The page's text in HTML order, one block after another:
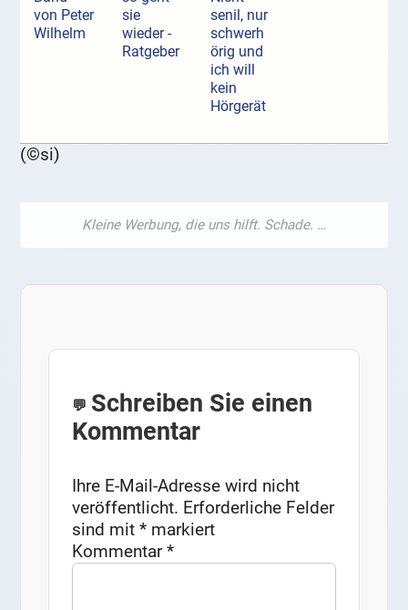
von Peter
Wilhelm
sie
wieder -
Ratgeber
senil, nur
schwerh
örig und
ich will
kein
Hörgerät
(©si)
Schreiben Sie einen
Kommentar
Ihre E-Mail-Adresse wird nicht
veröffentlicht. Erforderliche Felder
sind mit* markiert
Kommentar*